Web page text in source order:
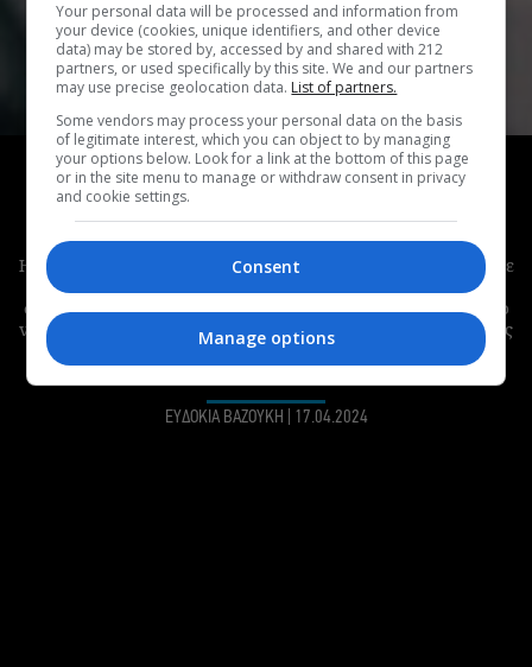
ΣΥΝΕΝΤΕΥΞΗ
H Billie Kark ονειρεύεται η μουσική της να
γίνει το νέο mainstream
Η νεαρή μουσικός που της αρέσει να μπλέκει την techno με
την παράδοση, που βαριέται να μιλάει για τον εαυτό της
στα μίντια, που κουράστηκε να τη ρωτάνε συνέχεια για το
viral «Πάρτυ», που όταν κλείνει η πόρτα του δωματίου της
ακούει «καψούρα» και ακομπλεξάριστα το παραδέχεται.
Αυτή είναι η Βασιλεία πίσω από τη Billie Kark.
ΕΥΔΟΚΙΑ ΒΑΖΟΥΚΗ 17.04.2024
Your personal data will be processed and information from
your device (cookies, unique identifiers, and other device
data) may be stored by, accessed by and shared with 212
partners, or used specifically by this site. We and our partners
may use precise geolocation data. List of partners.
Some vendors may process your personal data on the basis
of legitimate interest, which you can object to by managing
your options below. Look for a link at the bottom of this page
or in the site menu to manage or withdraw consent in privacy
and cookie settings.
Consent
Manage options